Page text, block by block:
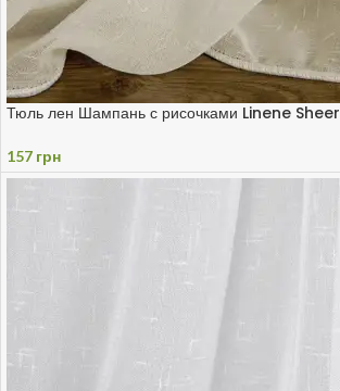
Тюль лен Шампань с рисочками Linene Sheer
157 грн